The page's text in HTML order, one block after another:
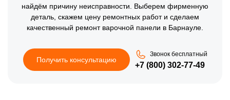
найдём причину неисправности. Выберем фирменную
деталь, скажем цену ремонтных работ и сделаем
качественный ремонт варочной панели в Барнауле.
Получить консультацию
Звонок бесплатный
+7 (800) 302-77-49